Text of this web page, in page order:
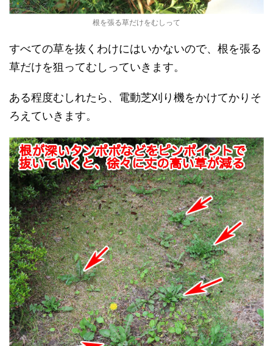
根を張る草だけをむしって
すべての草を抜くわけにはいかないので、根を張る
草だけを狙ってむしっていきます。
ある程度むしれたら、電動芝刈り機をかけてかりそ
ろえていきます。